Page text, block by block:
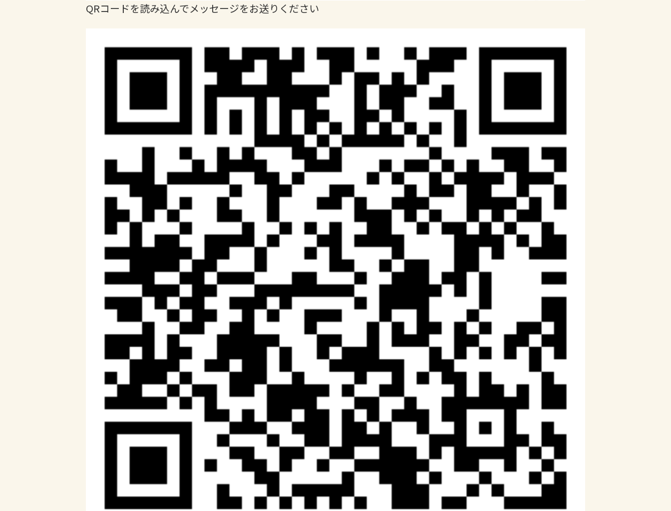
QRコードを読み込んでメッセージをお送りください